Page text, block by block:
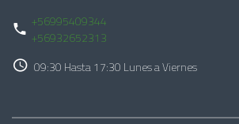
+56995409344
+56932652313
09:30 Hasta 17:30 Lunes a Viernes